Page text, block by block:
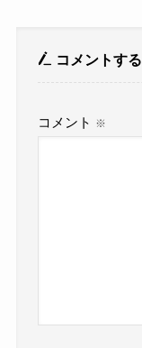
コメントする
コメント ※